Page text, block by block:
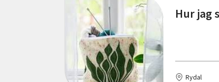
Enviken
Eskilstuna
Eslöv
Hur jag
Rydal